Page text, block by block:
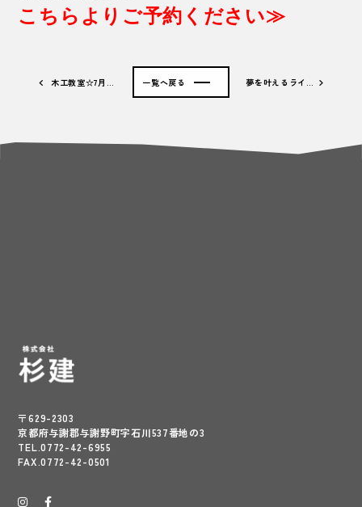
こちらよりご予約ください≫
木工教室☆7月… 夢を叶えるライ…
一覧へ戻る
〒629-2303
京都府与謝郡与謝野町字石川537番地の3
TEL.0772-42-6955
FAX.0772-42-0501